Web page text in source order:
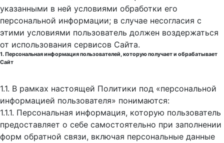
указанными в ней условиями обработки его
персональной информации; в случае несогласия с
этими условиями пользователь должен воздержаться
от использования сервисов Сайта.
1. Персональная информация пользователей, которую получает и обрабатывает
Сайт
1.1. В рамках настоящей Политики под «персональной
информацией пользователя» понимаются:
1.1.1. Персональная информация, которую пользователь
предоставляет о себе самостоятельно при заполнении
форм обратной связи, включая персональные данные